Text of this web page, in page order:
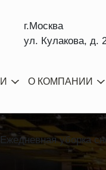
г.Москва
ул. Кулакова, д.
О КОМПАНИИ
Ежедневная уборка